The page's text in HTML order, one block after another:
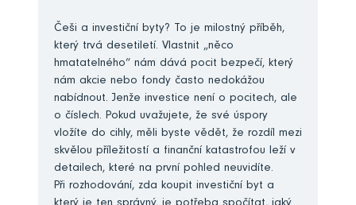
Češi a investiční byty? To je milostný příběh,
který trvá desetiletí. Vlastnit „něco
hmatatelného“ nám dává pocit bezpečí, který
nám akcie nebo fondy často nedokážou
nabídnout. Jenže investice není o pocitech, ale
o číslech. Pokud uvažujete, že své úspory
vložíte do cihly, měli byste vědět, že rozdíl mezi
skvělou příležitostí a finanční katastrofou leží v
detailech, které na první pohled neuvidíte.
Při rozhodování, zda koupit investiční byt a